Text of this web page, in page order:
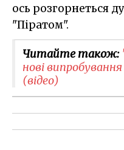
ось розгорнеться
"Піратом".
Читайте також:
нові
(відео)